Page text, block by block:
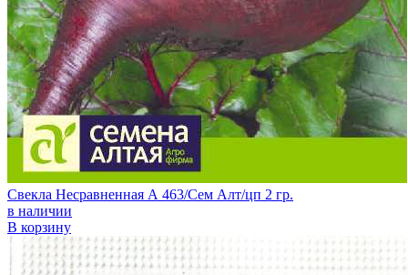
Свекла Несравненная А 463/Сем Алт/цп 2 гр.
в наличии
В корзину